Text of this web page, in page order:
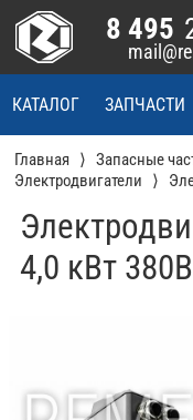
КАТАЛОГ ЗАПЧАСТИ
8 495
Главная Запасные
Электродвигатели
4,0 кВт